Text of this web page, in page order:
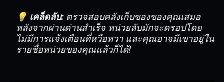
💡 เคล็ดลับ: ตรวจสอบคลังเก็บของของคุณเสมอ
หลังจากผ่านด่านสำเร็จ หน่วยลับมักจะดรอปโดย
ไม่มีการแจ้งเตือนที่หวือหวา และคุณอาจมีเขาอยู่ใน
รายชื่อหน่วยของคุณแล้วก็ได้!